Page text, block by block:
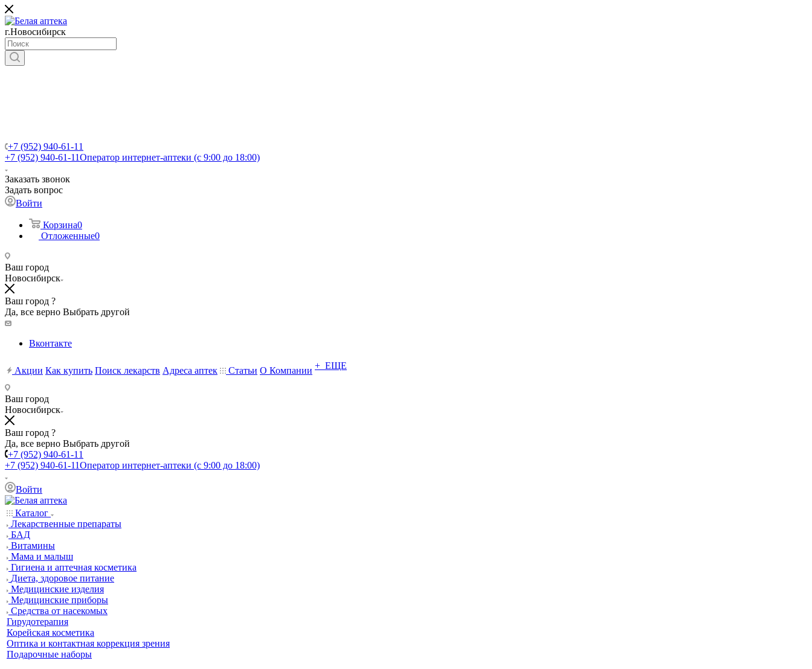
г.Новосибирск
+7 (952) 940-61-11
+7 (952) 940-61-11Оператор интернет-аптеки (с 9:00 до 18:00)
Заказать звонок
Задать вопрос
Войти
Корзина0
Отложенные0
Ваш город
Новосибирск
Ваш город ?
Да, все верно Выбрать другой
Вконтакте
Акции Как купить Поиск лекарств Адреса аптек Статьи О Компании + ЕЩЕ
Ваш город
Новосибирск
Ваш город ?
Да, все верно Выбрать другой
+7 (952) 940-61-11
+7 (952) 940-61-11Оператор интернет-аптеки (с 9:00 до 18:00)
Войти
Каталог
Лекарственные препараты
БАД
Витамины
Мама и малыш
Гигиена и аптечная косметика
Диета, здоровое питание
Медицинские изделия
Медицинские приборы
Средства от насекомых
Гирудотерапия
Корейская косметика
Оптика и контактная коррекция зрения
Подарочные наборы